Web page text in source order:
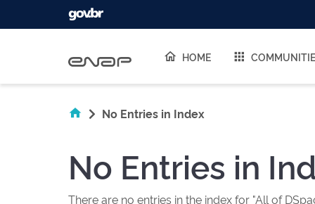
HOME
No Entries in Index
No Entries in
There are no entries in the index for "All of